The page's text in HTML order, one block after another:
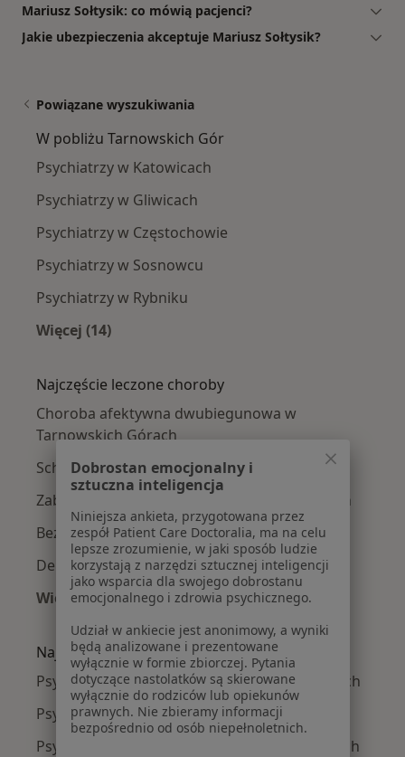
Mariusz Sołtysik: co mówią pacjenci?
Jakie ubezpieczenia akceptuje Mariusz Sołtysik?
Powiązane wyszukiwania
W pobliżu Tarnowskich Gór
Psychiatrzy w Katowicach
Psychiatrzy w Gliwicach
Psychiatrzy w Częstochowie
Psychiatrzy w Sosnowcu
Psychiatrzy w Rybniku
Więcej (14)
Najczęście leczone choroby
Choroba afektywna dwubiegunowa w
Tarnowskich Górach
Schizofrenia w Tarnowskich Górach
Zaburzenia psychiczne w Tarnowskich Górach
Bezsenność w Tarnowskich Górach
Depresja w Tarnowskich Górach
Więcej (15)
Najpopularniejsze ubezpieczenia
Psychiatrzy z Medicover w Tarnowskich Górach
Psychiatrzy z Allianz w Tarnowskich Górach
Psychiatrzy z JP MEDICA w Tarnowskich Górach
Dobrostan emocjonalny i
sztuczna inteligencja
Niniejsza ankieta, przygotowana przez
zespół Patient Care Doctoralia, ma na celu
lepsze zrozumienie, w jaki sposób ludzie
korzystają z narzędzi sztucznej inteligencji
jako wsparcia dla swojego dobrostanu
emocjonalnego i zdrowia psychicznego.
Udział w ankiecie jest anonimowy, a wyniki
będą analizowane i prezentowane
wyłącznie w formie zbiorczej. Pytania
dotyczące nastolatków są skierowane
wyłącznie do rodziców lub opiekunów
prawnych. Nie zbieramy informacji
bezpośrednio od osób niepełnoletnich.